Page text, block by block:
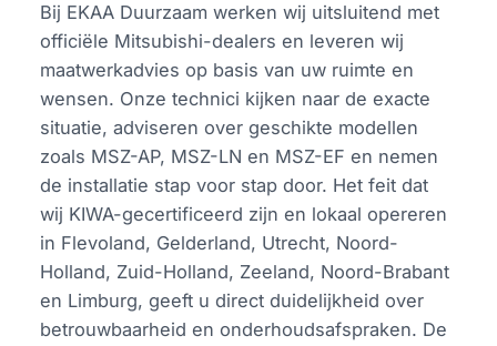
Bij EKAA Duurzaam werken wij uitsluitend met
officiële Mitsubishi-dealers en leveren wij
maatwerkadvies op basis van uw ruimte en
wensen. Onze technici kijken naar de exacte
situatie, adviseren over geschikte modellen
zoals MSZ-AP, MSZ-LN en MSZ-EF en nemen
de installatie stap voor stap door. Het feit dat
wij KIWA-gecertificeerd zijn en lokaal opereren
in Flevoland, Gelderland, Utrecht, Noord-
Holland, Zuid-Holland, Zeeland, Noord-Brabant
en Limburg, geeft u direct duidelijkheid over
betrouwbaarheid en onderhoudsafspraken. De